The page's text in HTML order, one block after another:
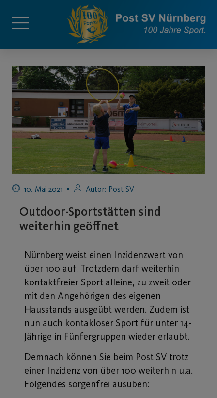
10. Mai 2021 Autor: Post SV
Outdoor-Sportstätten sind
weiterhin geöffnet
Nürnberg weist einen Inzidenzwert von
über 100 auf. Trotzdem darf weiterhin
kontaktfreier Sport alleine, zu zweit oder
mit den Angehörigen des eigenen
Hausstands ausgeübt werden. Zudem ist
nun auch kontakloser Sport für unter 14-
Jährige in Fünfergruppen wieder erlaubt.
Demnach können Sie beim Post SV trotz
einer Inzidenz von über 100 weiterhin u.a.
Folgendes sorgenfrei ausüben: